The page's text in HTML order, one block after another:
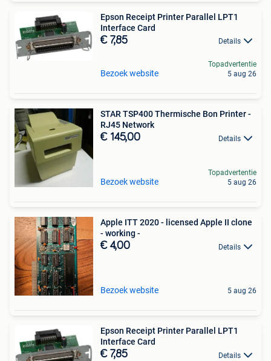
Epson Receipt Printer Parallel LPT1
Interface Card
€ 7,85 Details
Bezoek website
Topadvertentie
5 aug 26
STAR TSP400 Thermische Bon Printer -
RJ45 Network
€ 145,00 Details
Bezoek website
Topadvertentie
5 aug 26
Apple ITT 2020 - licensed Apple II clone
- working -
€ 4,00 Details
Bezoek website 5 aug 26
Epson Receipt Printer Parallel LPT1
Interface Card
€ 7,85 Details